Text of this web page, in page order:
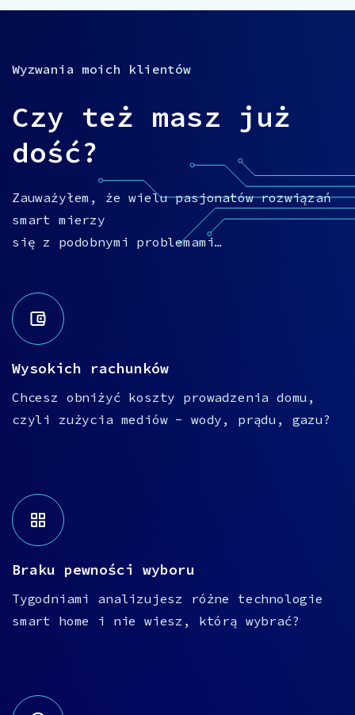
Wyzwania moich klientów
Czy też masz już
dość?
Zauważyłem, że wielu pasjonatów rozwiązań
smart mierzy
się z podobnymi problemami…
Wysokich rachunków
Chcesz obniżyć koszty prowadzenia domu,
czyli zużycia mediów - wody, prądu, gazu?
Braku pewności wyboru
Tygodniami analizujesz różne technologie
smart home i nie wiesz, którą wybrać?